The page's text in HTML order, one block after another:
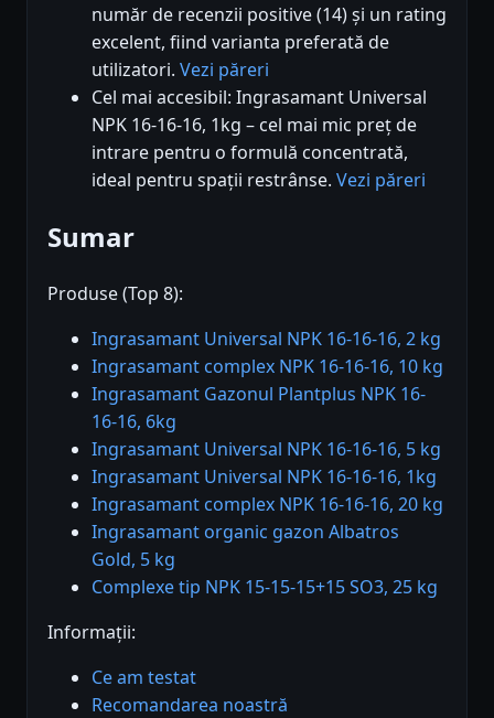
număr de recenzii positive (14) și un rating
excelent, fiind varianta preferată de
utilizatori. Vezi păreri
Cel mai accesibil: Ingrasamant Universal
NPK 16-16-16, 1kg – cel mai mic preț de
intrare pentru o formulă concentrată,
ideal pentru spații restrânse. Vezi păreri
Sumar
Produse (Top 8):
Ingrasamant Universal NPK 16-16-16, 2 kg
Ingrasamant complex NPK 16-16-16, 10 kg
Ingrasamant Gazonul Plantplus NPK 16-
16-16, 6kg
Ingrasamant Universal NPK 16-16-16, 5 kg
Ingrasamant Universal NPK 16-16-16, 1kg
Ingrasamant complex NPK 16-16-16, 20 kg
Ingrasamant organic gazon Albatros
Gold, 5 kg
Complexe tip NPK 15-15-15+15 SO3, 25 kg
Informații:
Ce am testat
Recomandarea noastră